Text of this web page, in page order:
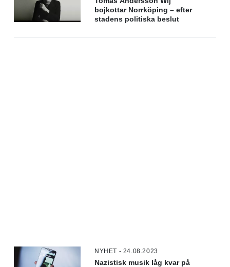
bojkottar Norrköping – efter
stadens politiska beslut
NYHET - 24.08.2023
Nazistisk musik låg kvar på